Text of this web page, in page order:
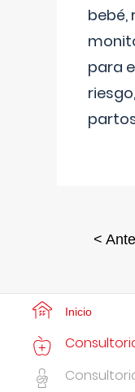
bebé,
para
<
Inicio